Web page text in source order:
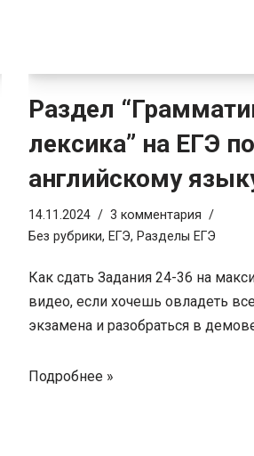
Раздел
лексика” на ЕГЭ по
английскому
14.11.2024
3 комментария
Без рубрики, ЕГЭ, Разделы ЕГЭ
Как сдать Задания 24-36 на
видео, если хочешь овладеть
экзамена и разобраться в
Подробнее »